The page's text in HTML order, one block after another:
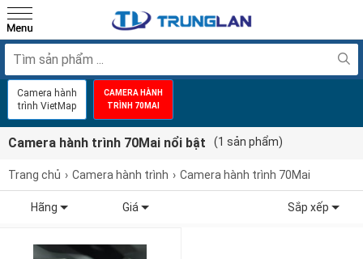
Camera hành
trình VietMap
CAMERA HÀNH
TRÌNH 70MAI
Camera hành trình 70Mai nổi bật (1 sản phẩm)
Trang chủ Camera hành trình Camera hành trình 70Mai
Hãng Giá Sắp xếp